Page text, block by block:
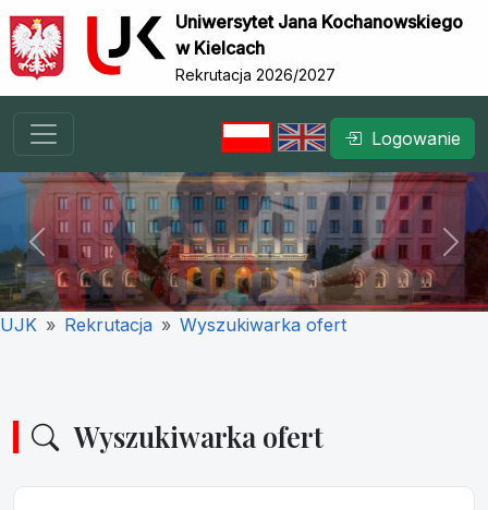
Uniwersytet Jana Kochanowskiego
w Kielcach
Rekrutacja 2026/2027
Logowanie
Previous Next
UJK Rekrutacja Wyszukiwarka ofert
Wyszukiwarka ofert